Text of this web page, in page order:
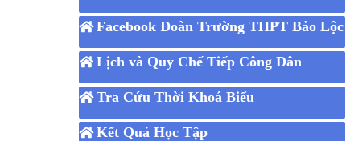
Facebook Đoàn Trường THPT Bảo Lộc
Lịch và Quy Chế Tiếp Công Dân
Tra Cứu Thời Khoá Biểu
Kết Quả Học Tập